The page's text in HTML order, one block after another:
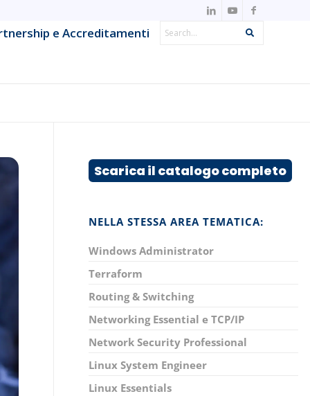
Project & IT Service Management
e Accreditamenti
Scarica il catalogo completo
NELLA STESSA AREA TEMATICA:
Windows Administrator
Terraform
Routing & Switching
Networking Essential e TCP/IP
Network Security Professional
Linux System Engineer
Linux Essentials